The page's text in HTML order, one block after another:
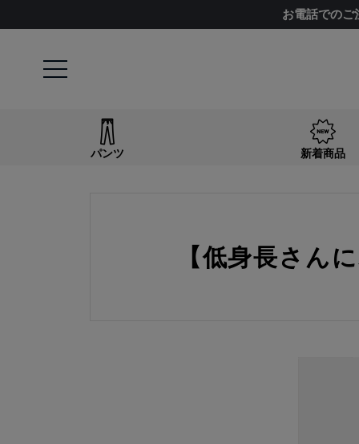
お電話でのご
パンツ 新着商品
【低身長さん